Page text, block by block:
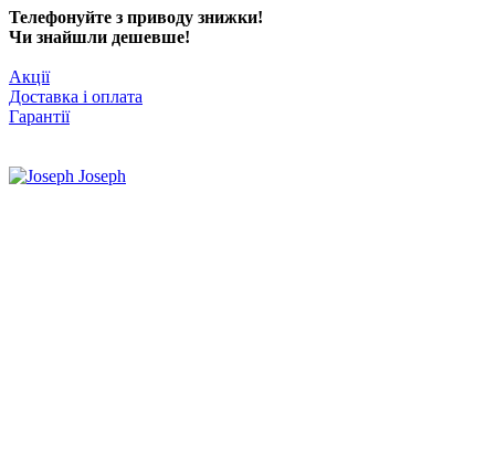
Телефонуйте з приводу знижки!
Чи знайшли дешевше!
Акції
Доставка і оплата
Гарантії